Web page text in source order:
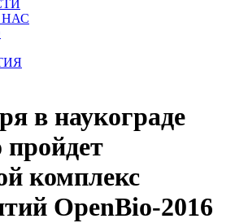
в наукограде
комплекс
OpenBio-2016